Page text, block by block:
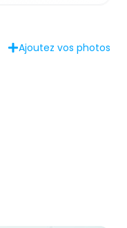
Ajoutez vos photos